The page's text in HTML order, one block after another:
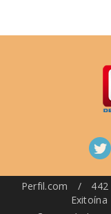
Perfil.com / 442
Exitoína